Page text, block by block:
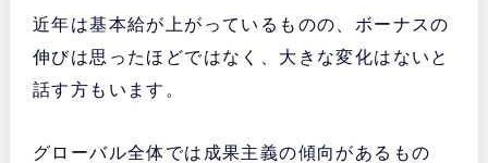
近年は基本給が上がっているものの、ボーナスの
伸びは思ったほどではなく、大きな変化はないと
話す方もいます。
グローバル全体では成果主義の傾向があるもの